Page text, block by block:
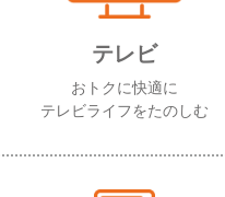
テレビ
おトクに快適に
テレビライフをたのしむ